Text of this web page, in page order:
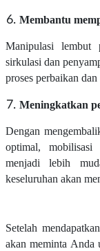
Membantu
Manipulasi lembut
sirkulasi dan
proses perbaikan
Meningkatkan
Dengan
optimal, mobilisasi
menjadi lebih
keseluruhan akan
Setelah
akan meminta Anda